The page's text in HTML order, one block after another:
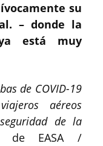
su
– donde la
está muy
de COVID-19
aéreos
de la
EASA /